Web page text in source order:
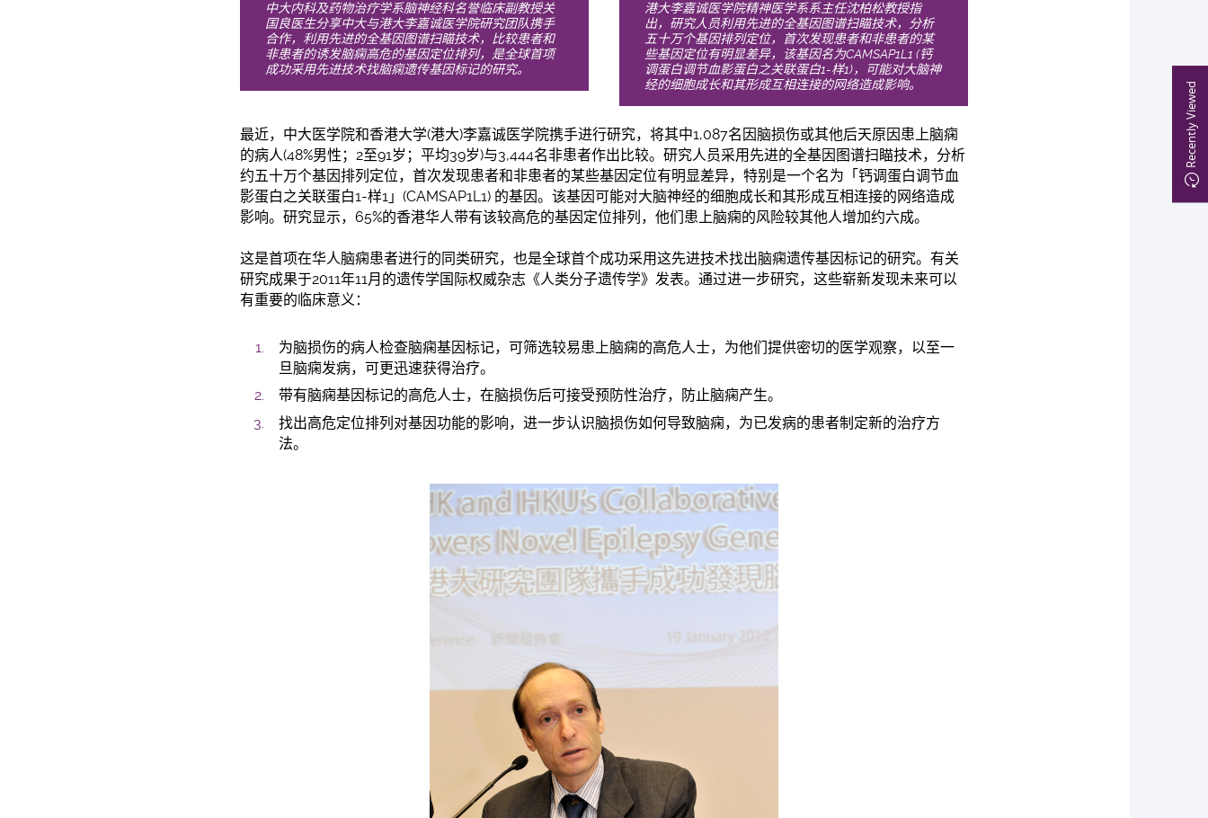
Recently Viewed
中大内科及药物治疗学系脑神经科名誉临床副教授关
国良医生分享中大与港大李嘉诚医学院研究团队携手
合作，利用先进的全基因图谱扫瞄技术，比较患者和
非患者的诱发脑痫高危的基因定位排列，是全球首项
成功采用先进技术找脑痫遗传基因标记的研究。
港大李嘉诚医学院精神医学系系主任沈柏松教授指
出，研究人员利用先进的全基因图谱扫瞄技术，分析
五十万个基因排列定位，首次发现患者和非患者的某
些基因定位有明显差异，该基因名为CAMSAP1L1 (钙
调蛋白调节血影蛋白之关联蛋白1-样1)，可能对大脑神
经的细胞成长和其形成互相连接的网络造成影响。
最近，中大医学院和香港大学(港大)李嘉诚医学院携手进行研究，将其中1,087名因脑损伤或其他后天原因患上脑痫
的病人(48%男性；2至91岁；平均39岁)与3,444名非患者作出比较。研究人员采用先进的全基因图谱扫瞄技术，分析
约五十万个基因排列定位，首次发现患者和非患者的某些基因定位有明显差异，特别是一个名为「钙调蛋白调节血
影蛋白之关联蛋白1-样1」(CAMSAP1L1) 的基因。该基因可能对大脑神经的细胞成长和其形成互相连接的网络造成
影响。研究显示，65%的香港华人带有该较高危的基因定位排列，他们患上脑痫的风险较其他人增加约六成。
这是首项在华人脑痫患者进行的同类研究，也是全球首个成功采用这先进技术找出脑痫遗传基因标记的研究。有关
研究成果于2011年11月的遗传学国际权威杂志《人类分子遗传学》发表。通过进一步研究，这些崭新发现未来可以
有重要的临床意义：
为脑损伤的病人检查脑痫基因标记，可筛选较易患上脑痫的高危人士，为他们提供密切的医学观察，以至一
旦脑痫发病，可更迅速获得治疗。
带有脑痫基因标记的高危人士，在脑损伤后可接受预防性治疗，防止脑痫产生。
找出高危定位排列对基因功能的影响，进一步认识脑损伤如何导致脑痫，为已发病的患者制定新的治疗方
法。